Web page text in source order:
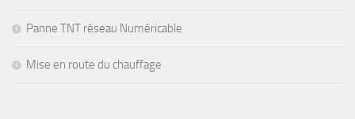
Panne TNT réseau Numéricable
Mise en route du chauffage